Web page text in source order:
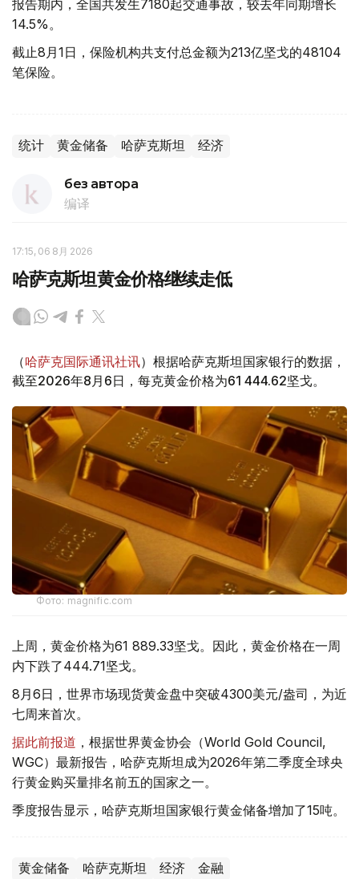
报告期内，全国共发生7180起交通事故，较去年同期增长
14.5%。
截止8月1日，保险机构共支付总金额为213亿坚戈的48104
笔保险。
统计 黄金储备 哈萨克斯坦 经济
без автора
编译
17:15, 06 8月 2026
哈萨克斯坦黄金价格继续走低
（哈萨克国际通讯社讯）根据哈萨克斯坦国家银行的数据，
截至2026年8月6日，每克黄金价格为61 444.62坚戈。
Фото: magnific.com
上周，黄金价格为61 889.33坚戈。因此，黄金价格在一周
内下跌了444.71坚戈。
8月6日，世界市场现货黄金盘中突破4300美元/盎司，为近
七周来首次。
据此前报道 ，根据世界黄金协会（World Gold Council,
WGC）最新报告，哈萨克斯坦成为2026年第二季度全球央
行黄金购买量排名前五的国家之一。
季度报告显示，哈萨克斯坦国家银行黄金储备增加了15吨。
黄金储备 哈萨克斯坦 经济 金融